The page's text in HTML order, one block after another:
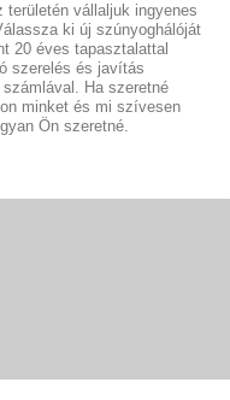
területén vállaljuk ingyenes
ki új szúnyoghálóját
20 éves tapasztalattal
szerelés és javítás
Ha szeretné
minket és mi szívesen
Ön szeretné.